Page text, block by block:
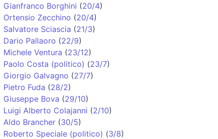
Gianfranco Borghini (20/4)
Ortensio Zecchino (20/4)
Salvatore Sciascia (21/3)
Dario Pallaoro (22/9)
Michele Ventura (23/12)
Paolo Costa (politico) (23/7)
Giorgio Galvagno (27/7)
Pietro Fuda (28/2)
Giuseppe Bova (29/10)
Luigi Alberto Colajanni (2/10)
Aldo Brancher (30/5)
Roberto Speciale (politico) (3/8)